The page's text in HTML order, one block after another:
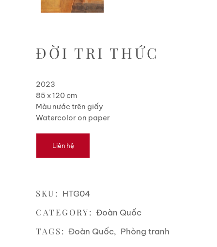
ĐỜI TRI THỨC
2023
85 x 120 cm
Màu nước trên giấy
Watercolor on paper
Liên hệ
SKU: HTG04
CATEGORY:Đoàn Quốc
TAGS:Đoàn Quốc, Phòng tranh